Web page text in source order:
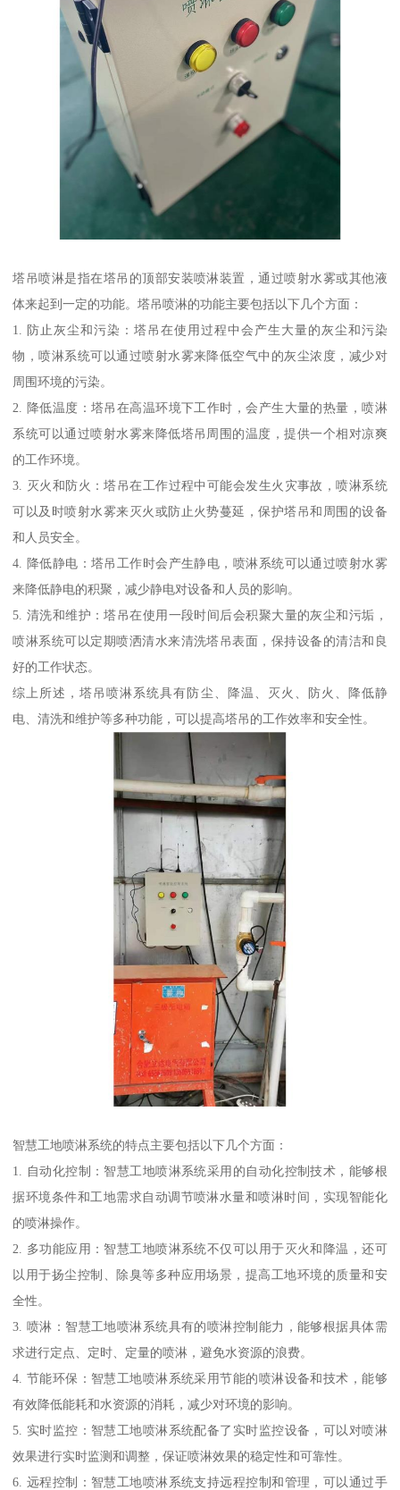
塔吊喷淋是指在塔吊的顶部安装喷淋装置，通过喷射水雾或其他液
体来起到一定的功能。塔吊喷淋的功能主要包括以下几个方面：
1. 防止灰尘和污染：塔吊在使用过程中会产生大量的灰尘和污染
物，喷淋系统可以通过喷射水雾来降低空气中的灰尘浓度，减少对
周围环境的污染。
2. 降低温度：塔吊在高温环境下工作时，会产生大量的热量，喷淋
系统可以通过喷射水雾来降低塔吊周围的温度，提供一个相对凉爽
的工作环境。
3. 灭火和防火：塔吊在工作过程中可能会发生火灾事故，喷淋系统
可以及时喷射水雾来灭火或防止火势蔓延，保护塔吊和周围的设备
和人员安全。
4. 降低静电：塔吊工作时会产生静电，喷淋系统可以通过喷射水雾
来降低静电的积聚，减少静电对设备和人员的影响。
5. 清洗和维护：塔吊在使用一段时间后会积聚大量的灰尘和污垢，
喷淋系统可以定期喷洒清水来清洗塔吊表面，保持设备的清洁和良
好的工作状态。
综上所述，塔吊喷淋系统具有防尘、降温、灭火、防火、降低静
电、清洗和维护等多种功能，可以提高塔吊的工作效率和安全性。
智慧工地喷淋系统的特点主要包括以下几个方面：
1. 自动化控制：智慧工地喷淋系统采用的自动化控制技术，能够根
据环境条件和工地需求自动调节喷淋水量和喷淋时间，实现智能化
的喷淋操作。
2. 多功能应用：智慧工地喷淋系统不仅可以用于灭火和降温，还可
以用于扬尘控制、除臭等多种应用场景，提高工地环境的质量和安
全性。
3. 喷淋：智慧工地喷淋系统具有的喷淋控制能力，能够根据具体需
求进行定点、定时、定量的喷淋，避免水资源的浪费。
4. 节能环保：智慧工地喷淋系统采用节能的喷淋设备和技术，能够
有效降低能耗和水资源的消耗，减少对环境的影响。
5. 实时监控：智慧工地喷淋系统配备了实时监控设备，可以对喷淋
效果进行实时监测和调整，保证喷淋效果的稳定性和可靠性。
6. 远程控制：智慧工地喷淋系统支持远程控制和管理，可以通过手